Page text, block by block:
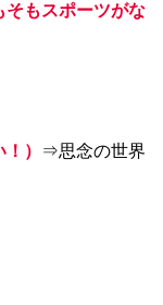
そもスポーツがな
） ⇒思念の世界